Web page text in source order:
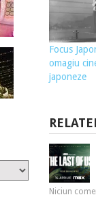
Focus
omagiu
japoneze
Niciun